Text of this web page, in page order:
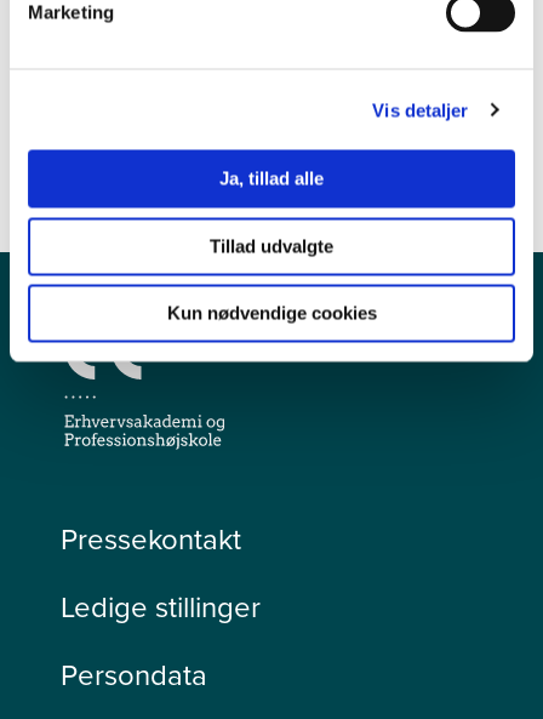
Marketing
Vis detaljer
Ja, tillad alle
Tillad udvalgte
Kun nødvendige cookies
Uddannelser og institutioner
Historiske studieordninger
Her finder du tidligere studieordninger.
Pressekontakt
Ledige stillinger
Persondata